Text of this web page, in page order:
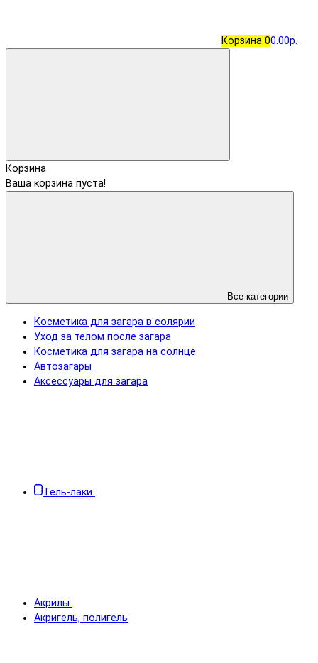
Корзина 00.00р.
Корзина
Ваша корзина пуста!
Все категории
Косметика для загара в солярии
Уход за телом после загара
Косметика для загара на солнце
Автозагары
Аксессуары для загара
Гель-лаки
Акрилы
Акригель, полигель